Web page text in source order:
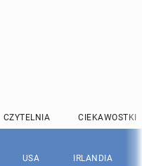
CZYTELNIA CIEKAWOSTKI
USA IRLANDIA